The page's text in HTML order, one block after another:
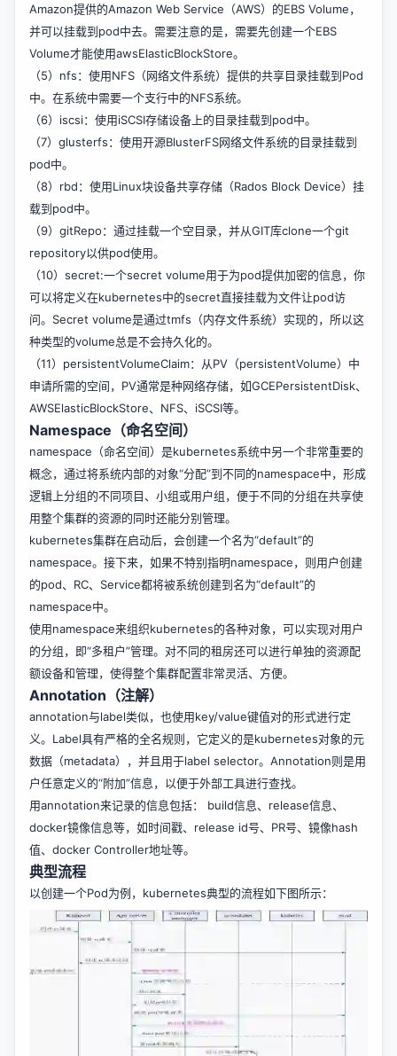
Amazon提供的Amazon Web Service（AWS）的EBS Volume，
并可以挂载到pod中去。需要注意的是，需要先创建一个EBS
Volume才能使用awsElasticBlockStore。
（5）nfs：使用NFS（网络文件系统）提供的共享目录挂载到Pod
中。在系统中需要一个支行中的NFS系统。
（6）iscsi：使用iSCSI存储设备上的目录挂载到pod中。
（7）glusterfs：使用开源BlusterFS网络文件系统的目录挂载到
pod中。
（8）rbd：使用Linux块设备共享存储（Rados Block Device）挂
载到pod中。
（9）gitRepo：通过挂载一个空目录，并从GIT库clone一个git
repository以供pod使用。
（10）secret:一个secret volume用于为pod提供加密的信息，你
可以将定义在kubernetes中的secret直接挂载为文件让pod访
问。Secret volume是通过tmfs（内存文件系统）实现的，所以这
种类型的volume总是不会持久化的。
（11）persistentVolumeClaim：从PV（persistentVolume）中
申请所需的空间，PV通常是种网络存储，如GCEPersistentDisk、
AWSElasticBlockStore、NFS、iSCSI等。
Namespace（命名空间）
namespace（命名空间）是kubernetes系统中另一个非常重要的
概念，通过将系统内部的对象“分配”到不同的namespace中，形成
逻辑上分组的不同项目、小组或用户组，便于不同的分组在共享使
用整个集群的资源的同时还能分别管理。
kubernetes集群在启动后，会创建一个名为“default”的
namespace。接下来，如果不特别指明namespace，则用户创建
的pod、RC、Service都将被系统创建到名为“default”的
namespace中。
使用namespace来组织kubernetes的各种对象，可以实现对用户
的分组，即“多租户”管理。对不同的租房还可以进行单独的资源配
额设备和管理，使得整个集群配置非常灵活、方便。
Annotation（注解）
annotation与label类似，也使用key/value键值对的形式进行定
义。Label具有严格的全名规则，它定义的是kubernetes对象的元
数据（metadata），并且用于label selector。Annotation则是用
户任意定义的“附加”信息，以便于外部工具进行查找。
用annotation来记录的信息包括： build信息、release信息、
docker镜像信息等，如时间戳、release id号、PR号、镜像hash
值、docker Controller地址等。
典型流程
以创建一个Pod为例，kubernetes典型的流程如下图所示：